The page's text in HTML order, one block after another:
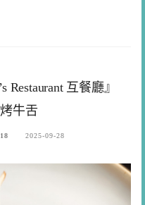
互餐廳』
牛舌
2025-09-28